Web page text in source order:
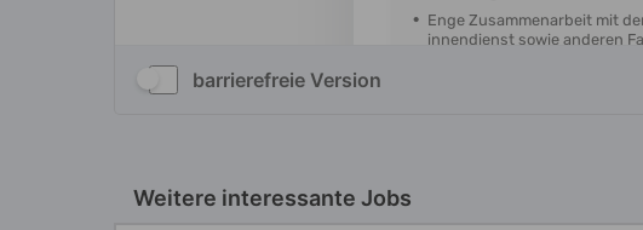
barrierefreie Version
Weitere interessante Jobs